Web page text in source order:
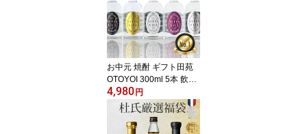
プレゼント 贈答 誕生日
糖質ゼロ プリン体ゼロ
還暦祝 御礼 御祝 感謝 母
父 〈焼酎6153〉
お中元 焼酎 ギフト田苑
OTOYOI 300ml 5本 飲み
比べセット 25度 麦焼酎
芋焼酎 米焼酎 セット 母
の日 お酒 プレゼント 誕
生日 贈答 田苑 糖質ゼロ
4,980円